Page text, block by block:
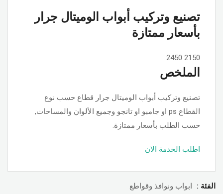
تصنيع وتركيب أبواب الوميتال جرار
بأسعار ممتازة
2150
2450
الملخص
تصنيع وتركيب أبواب الوميتال جرار قطاع حسب نوع
القطاع ps او جامبو او تانجو وجميع الألوان والمساحات,
حسب الطلب بأسعار ممتازة.
اطلب الخدمة الان
الفئة :
ابواب ونوافذ وقواطع